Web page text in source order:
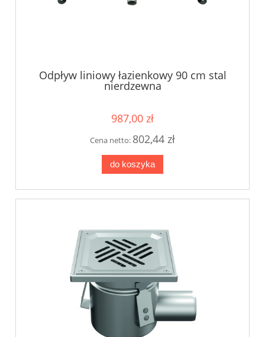
Odpływ liniowy łazienkowy 90 cm stal
nierdzewna
987,00 zł
Cena netto: 802,44 zł
do koszyka